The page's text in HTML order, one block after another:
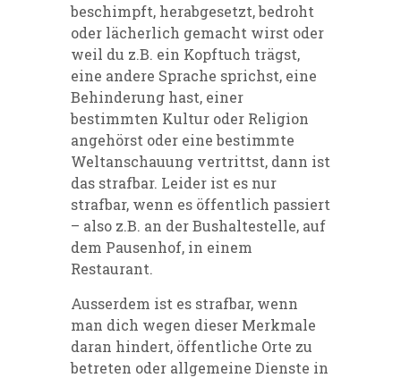
beschimpft, herabgesetzt, bedroht
oder lächerlich gemacht wirst oder
weil du z.B. ein Kopftuch trägst,
eine andere Sprache sprichst, eine
Behinderung hast, einer
bestimmten Kultur oder Religion
angehörst oder eine bestimmte
Weltanschauung vertrittst, dann ist
das strafbar. Leider ist es nur
strafbar, wenn es öffentlich passiert
– also z.B. an der Bushaltestelle, auf
dem Pausenhof, in einem
Restaurant.
Ausserdem ist es strafbar, wenn
man dich wegen dieser Merkmale
daran hindert, öffentliche Orte zu
betreten oder allgemeine Dienste in